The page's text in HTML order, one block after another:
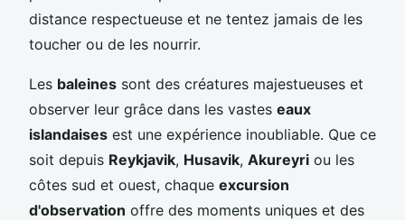
distance respectueuse et ne tentez jamais de les
toucher ou de les nourrir.
Les baleines sont des créatures majestueuses et
observer leur grâce dans les vastes eaux
islandaises est une expérience inoubliable. Que ce
soit depuis Reykjavik, Husavik, Akureyri ou les
côtes sud et ouest, chaque excursion
d'observation offre des moments uniques et des